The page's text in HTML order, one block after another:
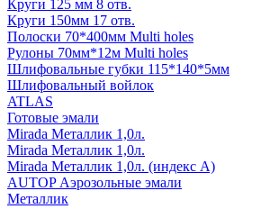
Круги 125 мм 8 отв.
Круги 150мм 17 отв.
Полоски 70*400мм Multi holes
Рулоны 70мм*12м Multi holes
Шлифовальные губки 115*140*5мм
Шлифовальный войлок
ATLAS
Готовые эмали
Mirada Металлик 1,0л.
Mirada Металлик 1,0л.
Mirada Металлик 1,0л. (индекс А)
AUTOP Аэрозольные эмали
Металлик